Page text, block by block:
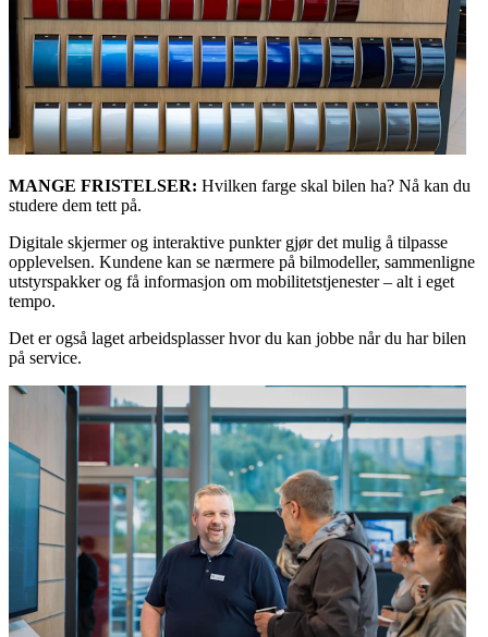
MANGE FRISTELSER: Hvilken farge skal bilen ha? Nå kan du
studere dem tett på.
Digitale skjermer og interaktive punkter gjør det mulig å tilpasse
opplevelsen. Kundene kan se nærmere på bilmodeller, sammenligne
utstyrspakker og få informasjon om mobilitetstjenester – alt i eget
tempo.
Det er også laget arbeidsplasser hvor du kan jobbe når du har bilen
på service.